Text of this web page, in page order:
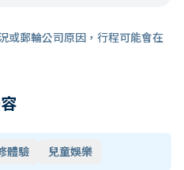
或郵輪公司原因，行程可能會在
體驗 兒童娛樂